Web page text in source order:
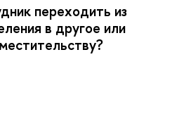
переходить из
в другое или